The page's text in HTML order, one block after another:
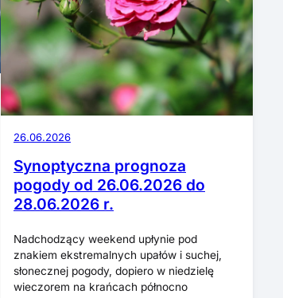
26.06.2026
Synoptyczna prognoza
pogody od 26.06.2026 do
28.06.2026 r.
Nadchodzący weekend upłynie pod
znakiem ekstremalnych upałów i suchej,
słonecznej pogody, dopiero w niedzielę
wieczorem na krańcach północno